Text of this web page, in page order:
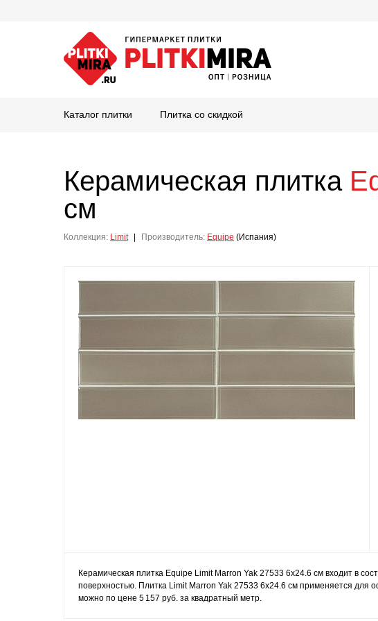
Каталог плитки Плитка со скидкой
Керамическая плитка
см
Коллекция: Limit Производитель: Equipe (Испания)
Керамическая плитка Equipe Limit Marron Yak 27533 6x24.6 см входит в
поверхностью. Плитка Limit Marron Yak 27533 6x24.6 см применяется для
можно по цене 5 157 руб. за квадратный метр.